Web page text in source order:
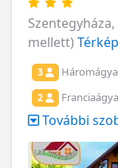
mellett)
3
2
További